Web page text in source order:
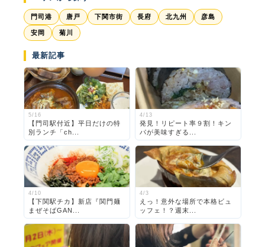
門司港 唐戸 下関市街 長府 北九州 彦島
安岡 菊川
最新記事
5/16
【門司駅付近】平日だけの特
別ランチ「ch...
4/13
発見！リピート率９割！キン
パが美味すぎる...
4/10
【下関駅チカ】新店『関門麺
まぜそばGAN...
4/3
えっ！意外な場所で本格ビュ
ッフェ！？週末...